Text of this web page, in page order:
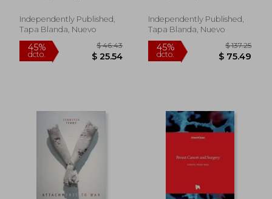
Colouring Book for
Kids (en Inglés)
Independently Published,
Tapa Blanda, Nuevo
modelado CAD,
impresión 3D.
Independently Published,
Tapa Blanda, Nuevo